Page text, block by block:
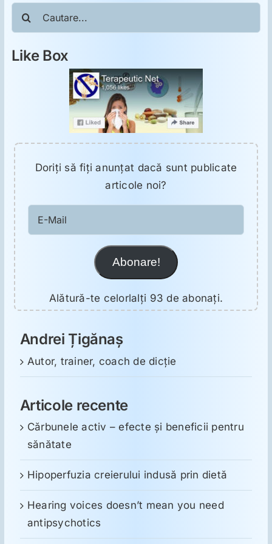
ORL
Toxicologie
Psihoterapie
Antropologie
Proză utilă
Cautare...
Like Box
Doriţi să fiţi anunţat dacă sunt publicate
articole noi?
Mail
Abonare!
Alătură-te celorlalți 93 de abonați.
Andrei Țigănaș
Autor, trainer, coach de dicție
Articole recente
Cărbunele activ – efecte și beneficii pentru
sănătate
Hipoperfuzia creierului indusă prin dietă
Hearing voices doesn’t mean you need
antipsychotics